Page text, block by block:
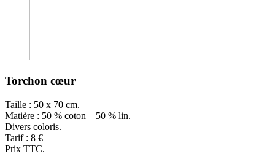
Torchon cœur
Taille : 50 x 70 cm.
Matière : 50 % coton – 50 % lin.
Divers coloris.
Tarif : 8 €
Prix TTC.